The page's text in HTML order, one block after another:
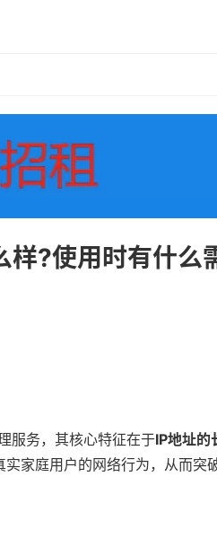
?使用时有什么
服务，其核心特征在于IP地址的
家庭用户的网络行为，从而突